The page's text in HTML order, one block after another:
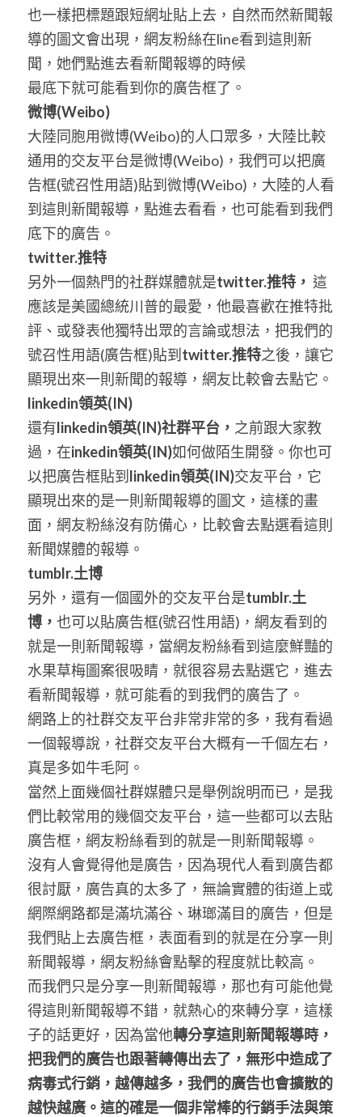
也一樣把標題跟短網址貼上去，自然而然新聞報
導的圖文會出現，網友粉絲在line看到這則新
聞，她們點進去看新聞報導的時候
最底下就可能看到你的廣告框了。
微博(Weibo)
大陸同胞用微博(Weibo)的人口眾多，大陸比較
通用的交友平台是微博(Weibo)，我們可以把廣
告框(號召性用語)貼到微博(Weibo)，大陸的人看
到這則新聞報導，點進去看看，也可能看到我們
底下的廣告。
twitter.推特
另外一個熱門的社群媒體就是twitter.推特， 這
應該是美國總統川普的最愛，他最喜歡在推特批
評、或發表他獨特出眾的言論或想法，把我們的
號召性用語(廣告框)貼到 twitter.推特之後，讓它
顯現出來一則新聞的報導，網友比較會去點它。
linkedin領英(IN)
還有linkedin領英(IN)社群平台， 之前跟大家教
過，在inkedin領英(IN)如何做陌生開發。你也可
以把廣告框貼到 linkedin領英(IN)交友平台，它
顯現出來的是一則新聞報導的圖文，這樣的畫
面，網友粉絲沒有防備心，比較會去點選看這則
新聞媒體的報導。
tumblr.土博
另外，還有一個國外的交友平台是tumblr.土
博， 也可以貼廣告框(號召性用語)，網友看到的
就是一則新聞報導，當網友粉絲看到這麼鮮豔的
水果草梅圖案很吸睛，就很容易去點選它，進去
看新聞報導，就可能看的到我們的廣告了。
網路上的社群交友平台非常非常的多，我有看過
一個報導說，社群交友平台大概有一千個左右，
真是多如牛毛阿。
當然上面幾個社群媒體只是舉例說明而已，是我
們比較常用的幾個交友平台，這一些都可以去貼
廣告框，網友粉絲看到的就是一則新聞報導。
沒有人會覺得他是廣告，因為現代人看到廣告都
很討厭，廣告真的太多了，無論實體的街道上或
網際網路都是滿坑滿谷、琳瑯滿目的廣告，但是
我們貼上去廣告框，表面看到的就是在分享一則
新聞報導，網友粉絲會點擊的程度就比較高。
而我們只是分享一則新聞報導，那也有可能他覺
得這則新聞報導不錯，就熱心的來轉分享，這樣
子的話更好，因為當他轉分享這則新聞報導時，
把我們的廣告也跟著轉傳出去了，無形中造成了
病毒式行銷，越傳越多，我們的廣告也會擴散的
越快越廣。這的確是一個非常棒的行銷手法與策